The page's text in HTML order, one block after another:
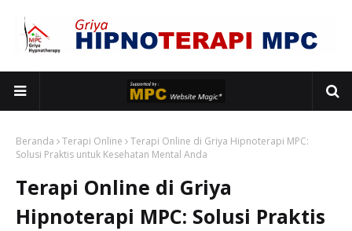
Beranda Terapi Online
Terapi Online di Griya Hipnoterapi MPC:
Solusi Praktis untuk Kesehatan Mental Anda
Terapi Online di Griya
Hipnoterapi MPC: Solusi Praktis